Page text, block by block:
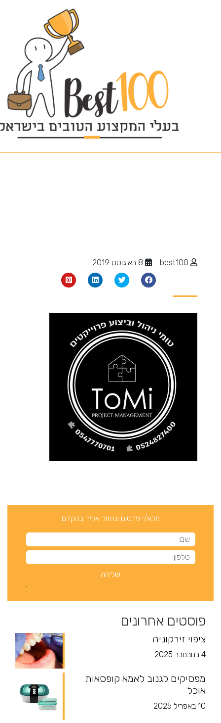
מלא/י פרטים ונחזור אליך בהקדם
פוסטים אחרונים
ציפוי זירקוניה
4 בנובמבר 2025
מפסיקים לגנוב לאמא קופסאות
אוכל
10 באפריל 2025